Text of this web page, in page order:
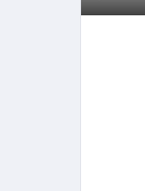
Play